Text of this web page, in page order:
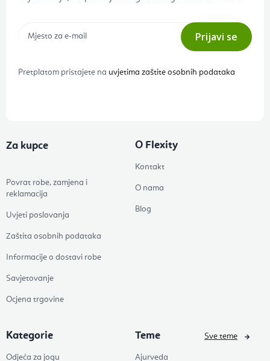
Prijavi se
Pretplatom pristajete na uvjetima zaštite osobnih podataka
Za kupce
Povrat robe, zamjena i
reklamacija
Uvjeti poslovanja
Zaštita osobnih podataka
Informacije o dostavi robe
Savjetovanje
Ocjena trgovine
O Flexity
Kontakt
O nama
Blog
Kategorie
Odjeća za jogu
Teme
Ajurveda
Sve teme